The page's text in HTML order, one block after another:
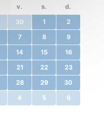
v. s. d.
30 1 2
7 8 9
14 15 16
21 22 23
28 29 30
4 5 6